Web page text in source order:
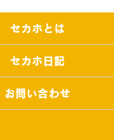
セカホとは
セカホ日記
お問い合わせ